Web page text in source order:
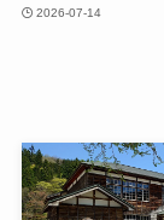
2026-07-14